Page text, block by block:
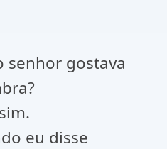
senhor gostava
eu disse